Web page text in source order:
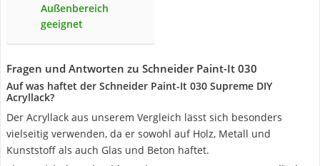
Außenbereich
geeignet
Fragen und Antworten zu Schneider Paint-It 030
Auf was haftet der Schneider Paint-It 030 Supreme DIY
Acryllack?
Der Acryllack aus unserem Vergleich lässt sich besonders
vielseitig verwenden, da er sowohl auf Holz, Metall und
Kunststoff als auch Glas und Beton haftet.